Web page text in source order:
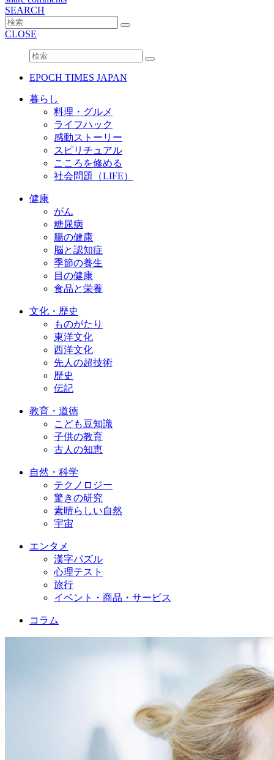
SEARCH
CLOSE
EPOCH TIMES JAPAN
暮らし
料理・グルメ
ライフハック
感動ストーリー
スピリチュアル
こころを修める
社会問題（LIFE）
健康
がん
糖尿病
腸の健康
脳と認知症
季節の養生
目の健康
食品と栄養
文化・歴史
ものがたり
東洋文化
西洋文化
先人の超技術
歴史
伝記
教育・道徳
こども豆知識
子供の教育
古人の知恵
自然・科学
テクノロジー
驚きの研究
素晴らしい自然
宇宙
エンタメ
漢字パズル
心理テスト
旅行
イベント・商品・サービス
コラム